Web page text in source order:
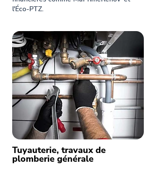
l'Éco-PTZ.
Tuyauterie, travaux de
plomberie générale